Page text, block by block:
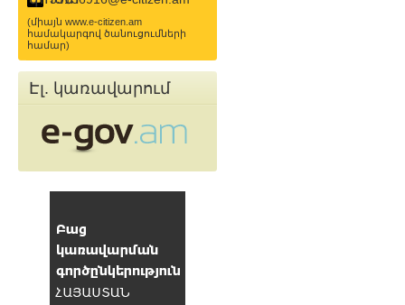
(միայն www.e-citizen.am
համակարգով ծանուցումների
համար)
Էլ. կառավարում